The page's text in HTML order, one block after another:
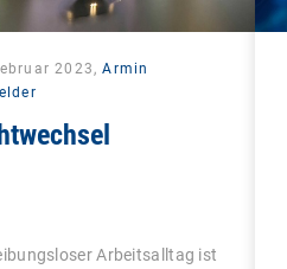
2023,Armin
Arbeitsalltag ist